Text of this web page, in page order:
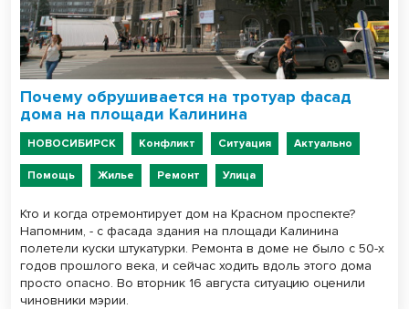
Почему обрушивается на тротуар фасад
дома на площади Калинина
НОВОСИБИРСК Конфликт Ситуация Актуально
Помощь Жилье Ремонт Улица
Кто и когда отремонтирует дом на Красном проспекте?
Напомним, - с фасада здания на площади Калинина
полетели куски штукатурки. Ремонта в доме не было с 50-х
годов прошлого века, и сейчас ходить вдоль этого дома
просто опасно. Во вторник 16 августа ситуацию оценили
чиновники мэрии.